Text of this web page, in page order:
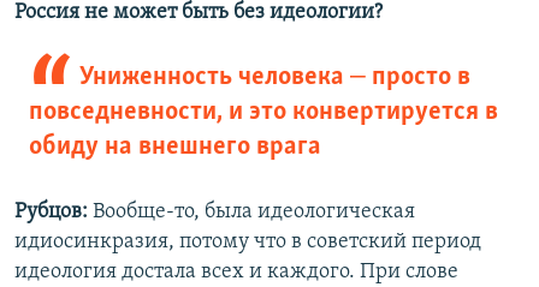
Россия не может быть без идеологии?
Униженность человека –просто в
повседневности, и это конвертируется в
обиду на внешнего врага
Рубцов: Вообще-то, была идеологическая
идиосинкразия, потому что в советский период
идеология достала всех и каждого. При слове